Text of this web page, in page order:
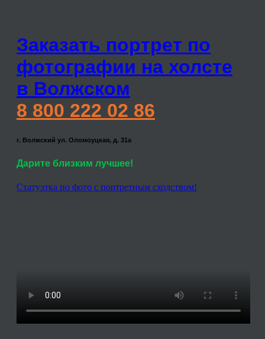
Заказать портрет по
фотографии на холсте
в Волжском
8 800 222 02 86
г. Волжский ул. Оломоуцкая, д. 31а
Дарите близким лучшее!
Статуэтка по фото с портретным сходством!